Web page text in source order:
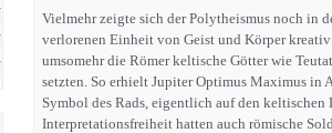
Vielmehr zeigte sich der Polytheismus noch in
verlorenen Einheit von Geist und Körper
umsomehr die Römer keltische Götter wie
setzten. So erhielt Jupiter Optimus Maximus in
Symbol des Rads, eigentlich auf den
Interpretationsfreiheit hatten auch römische